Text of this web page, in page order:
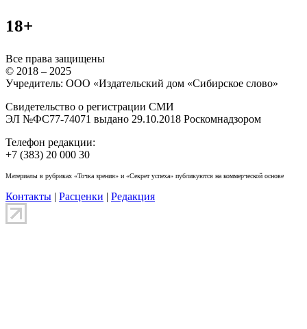
18+
Все права защищены
© 2018 – 2025
Учредитель: ООО «Издательский дом «Сибирское слово»
Свидетельство о регистрации СМИ
ЭЛ №ФС77-74071 выдано 29.10.2018 Роскомнадзором
Телефон редакции:
+7 (383) 20 000 30
Материалы в рубриках «Точка зрения» и «Секрет успеха» публикуются на коммерческой основе
Контакты | Расценки | Редакция